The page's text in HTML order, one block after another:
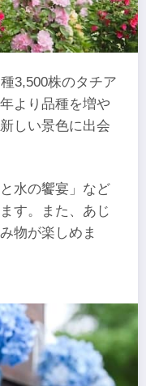
3,500株のタチア
より品種を増や
しい景色に出会
水の饗宴」など
す。また、あじ
物が楽しめま